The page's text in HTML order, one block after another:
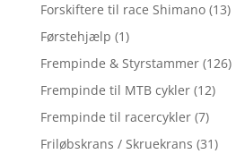
Forskiftere til race Shimano (13)
Førstehjælp (1)
Frempinde & Styrstammer (126)
Frempinde til MTB cykler (12)
Frempinde til racercykler (7)
Friløbskrans / Skruekrans (31)